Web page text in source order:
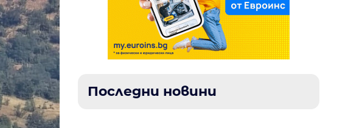
Последни новини